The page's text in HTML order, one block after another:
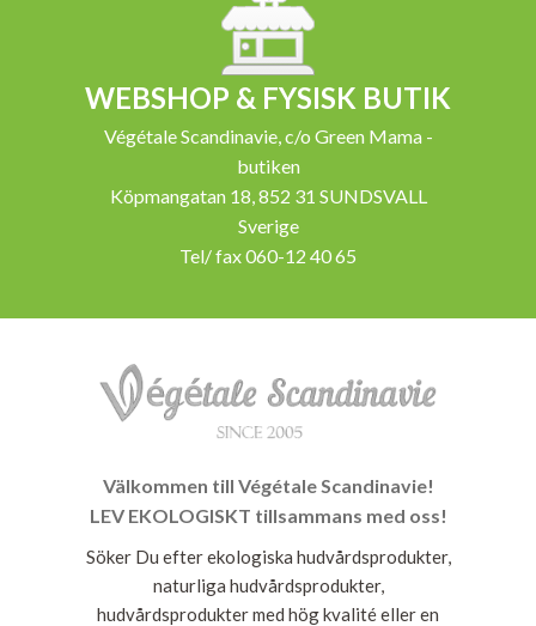
WEBSHOP & FYSISK BUTIK
Végétale Scandinavie, c/o Green Mama -
butiken
Köpmangatan 18, 852 31 SUNDSVALL
Sverige
Tel/ fax 060-12 40 65
Välkommen till Végétale Scandinavie!
LEV EKOLOGISKT tillsammans med oss!
Söker Du efter ekologiska hudvårdsprodukter,
naturliga hudvårdsprodukter,
hudvårdsprodukter med hög kvalité eller en